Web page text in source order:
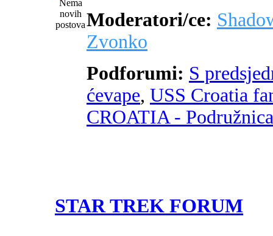
Moderatori/ce:
Zvonko
Podforumi: S
ćevape, USS Croatia
CROATIA -
STAR TREK FORUM